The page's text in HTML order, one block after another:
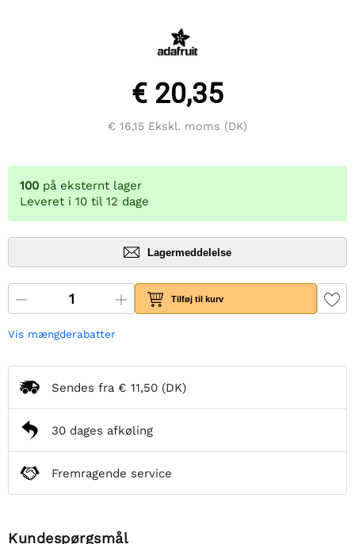
€ 20,35
€ 16,15 Ekskl. moms (DK)
100 på eksternt lager
Leveret i 10 til 12 dage
Lagermeddelelse
Tilføj til kurv
Vis mængderabatter
Sendes fra € 11,50 (DK)
30 dages afkøling
Fremragende service
Kundespørgsmål